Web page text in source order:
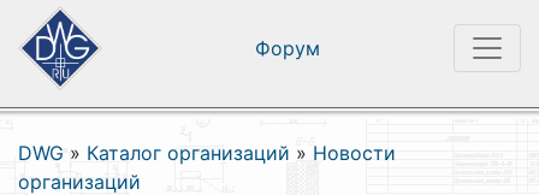
Форум
DWG » Каталог организаций » Новости
организаций